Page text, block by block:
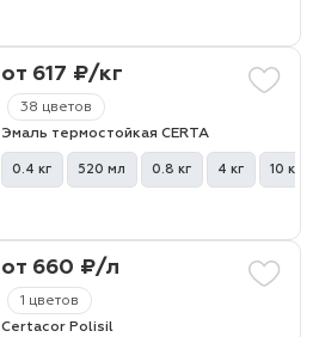
38 цветов
от 617 ₽/кг
Эмаль термостойкая CERTA
0.4 кг 520 мл 0.8 кг 4 кг 10 кг
1 цветов
от 660 ₽/л
Certacor Polisil